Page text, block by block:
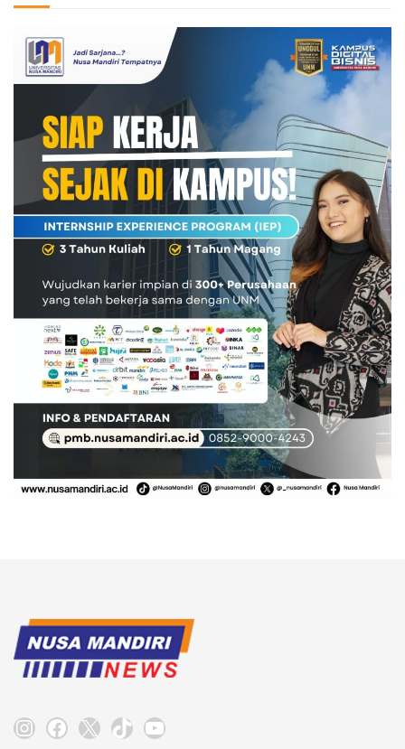
Instagram
Facebook
X TikTokYouTube